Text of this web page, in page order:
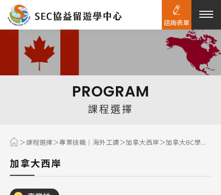
熱門搜尋：
PROGRAM
課程選擇
課程選擇 專業技職｜海外工讀 加拿大西岸 加拿大BC學...
加拿大西岸
諮詢表單